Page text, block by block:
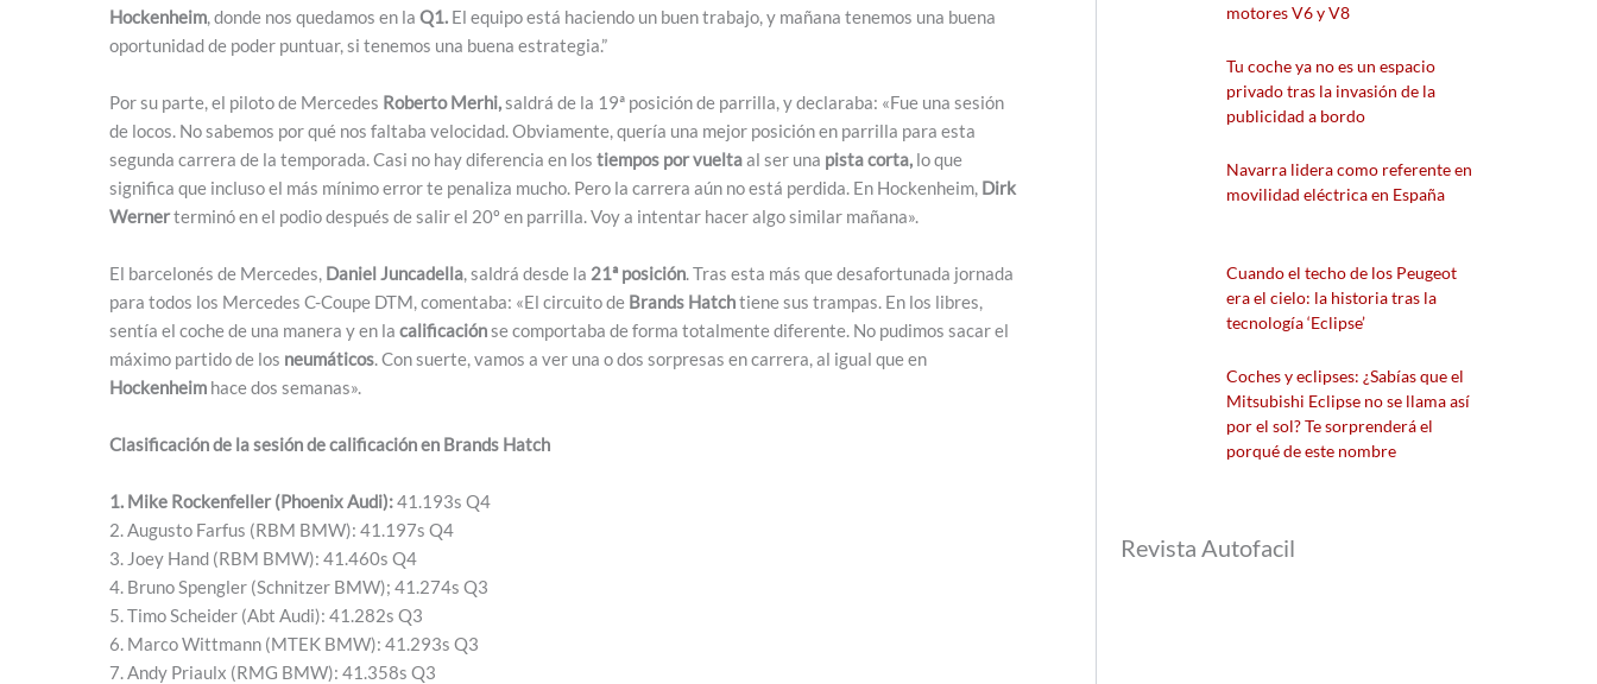
Hockenheim , donde nos quedamos en la Q1. El equipo está haciendo un buen trabajo, y mañana tenemos una buena
oportunidad de poder puntuar, si tenemos una buena estrategia.”
Por su parte, el piloto de Mercedes Roberto Merhi,saldrá de la 19ª posición de parrilla, y declaraba: «Fue una sesión
de locos. No sabemos por qué nos faltaba velocidad. Obviamente, quería una mejor posición en parrilla para esta
segunda carrera de la temporada. Casi no hay diferencia en los tiempos por vueltaal ser una pista corta, lo que
significa que incluso el más mínimo error te penaliza mucho. Pero la carrera aún no está perdida. En Hockenheim, Dirk
Wernerterminó en el podio después de salir el 20º en parrilla. Voy a intentar hacer algo similar mañana».
El barcelonés de Mercedes, Daniel Juncadella , saldrá desde la 21ª posición . Tras esta más que desafortunada jornada
para todos los Mercedes C-Coupe DTM, comentaba: «El circuito de Brands Hatchtiene sus trampas. En los libres,
sentía el coche de una manera y en la calificaciónse comportaba de forma totalmente diferente. No pudimos sacar el
máximo partido de los neumáticos . Con suerte, vamos a ver una o dos sorpresas en carrera, al igual que en
Hockenheim hace dos semanas».
Clasificación de la sesión de calificación en Brands Hatch
1. Mike Rockenfeller (Phoenix Audi):41.193s Q4
2. Augusto Farfus (RBM BMW): 41.197s Q4
3. Joey Hand (RBM BMW): 41.460s Q4
4. Bruno Spengler (Schnitzer BMW); 41.274s Q3
5. Timo Scheider (Abt Audi): 41.282s Q3
6. Marco Wittmann (MTEK BMW): 41.293s Q3
7. Andy Priaulx (RMG BMW): 41.358s Q3
motores V6 y V8
Tu coche ya no es un espacio
privado tras la invasión de la
publicidad a bordo
Navarra lidera como referente en
movilidad eléctrica en España
Cuando el techo de los Peugeot
era el cielo: la historia tras la
tecnología ‘Eclipse’
Coches y eclipses: ¿Sabías que el
Mitsubishi Eclipse no se llama así
por el sol? Te sorprenderá el
porqué de este nombre
Revista Autofacil